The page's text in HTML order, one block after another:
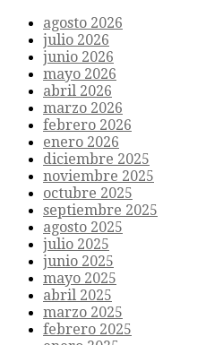
agosto 2026
julio 2026
junio 2026
mayo 2026
abril 2026
marzo 2026
febrero 2026
enero 2026
diciembre 2025
noviembre 2025
octubre 2025
septiembre 2025
agosto 2025
julio 2025
junio 2025
mayo 2025
abril 2025
marzo 2025
febrero 2025